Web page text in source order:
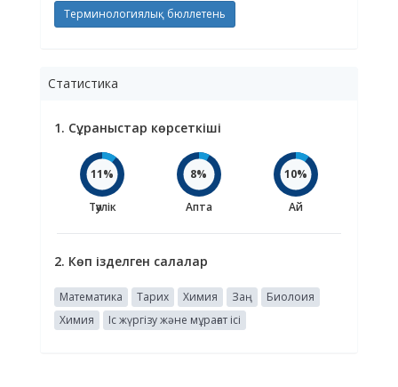
Терминологиялық бюллетень
Статистика
1. Сұраныстар көрсеткіші
11%
Тәулік
8%
Апта
10%
Ай
2. Көп ізделген салалар
Математика Тарих Химия Заң
Биолоия
Химия
Іс жүргізу және мұрағат ісі